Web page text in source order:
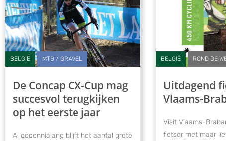
BELGIË MTB / GRAVEL
De Concap CX-Cup mag
succesvol terugkijken
op het eerste jaar
Al decennialang blijft het aantal grote
BELGIË ROND DE
Uitdagend
Vlaams-
Visit Vlaams-
fietser met maar